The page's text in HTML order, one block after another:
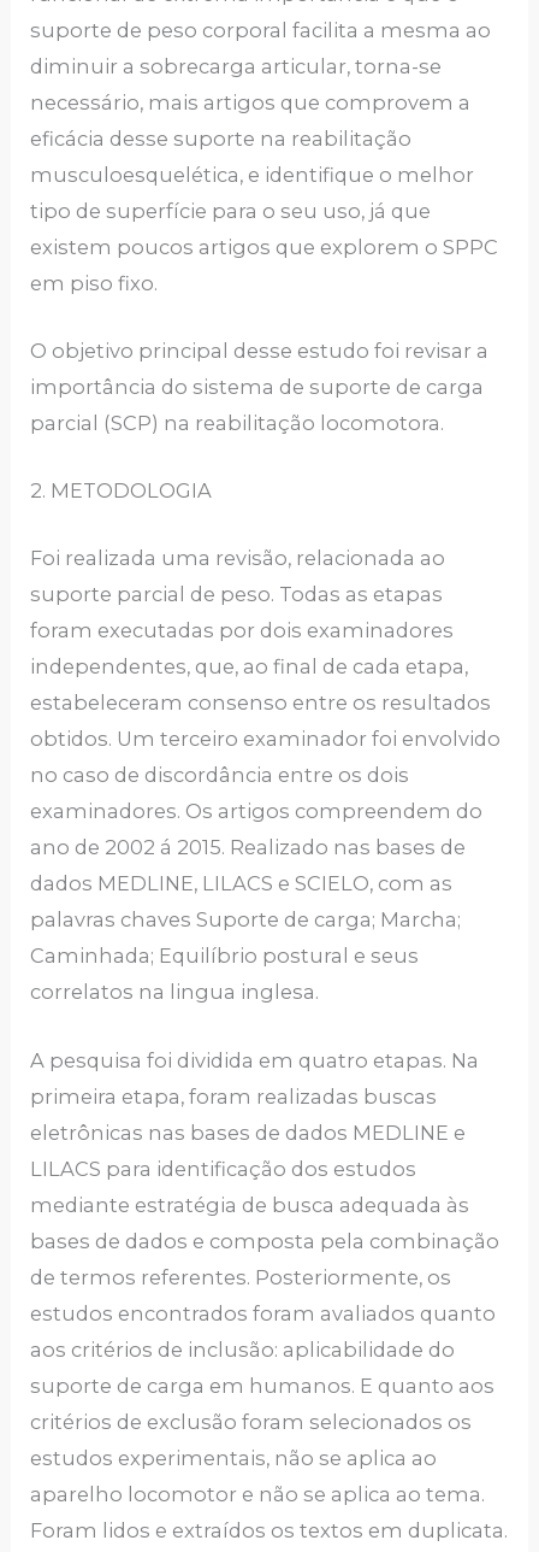
suporte de peso corporal facilita a mesma ao
diminuir a sobrecarga articular, torna-se
necessário, mais artigos que comprovem a
eficácia desse suporte na reabilitação
musculoesquelética, e identifique o melhor
tipo de superfície para o seu uso, já que
existem poucos artigos que explorem o SPPC
em piso fixo.
O objetivo principal desse estudo foi revisar a
importância do sistema de suporte de carga
parcial (SCP) na reabilitação locomotora.
2. METODOLOGIA
Foi realizada uma revisão, relacionada ao
suporte parcial de peso. Todas as etapas
foram executadas por dois examinadores
independentes, que, ao final de cada etapa,
estabeleceram consenso entre os resultados
obtidos. Um terceiro examinador foi envolvido
no caso de discordância entre os dois
examinadores. Os artigos compreendem do
ano de 2002 á 2015. Realizado nas bases de
dados MEDLINE, LILACS e SCIELO, com as
palavras chaves Suporte de carga; Marcha;
Caminhada; Equilíbrio postural e seus
correlatos na lingua inglesa.
A pesquisa foi dividida em quatro etapas. Na
primeira etapa, foram realizadas buscas
eletrônicas nas bases de dados MEDLINE e
LILACS para identificação dos estudos
mediante estratégia de busca adequada às
bases de dados e composta pela combinação
de termos referentes. Posteriormente, os
estudos encontrados foram avaliados quanto
aos critérios de inclusão: aplicabilidade do
suporte de carga em humanos. E quanto aos
critérios de exclusão foram selecionados os
estudos experimentais, não se aplica ao
aparelho locomotor e não se aplica ao tema.
Foram lidos e extraídos os textos em duplicata.